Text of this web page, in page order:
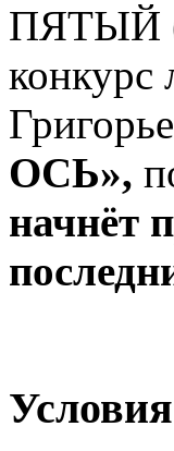
ПЯТЫЙ
конкурс
ОСЬ»,
начнёт